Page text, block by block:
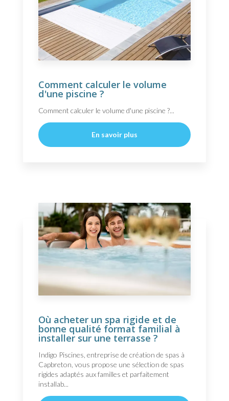
Comment calculer le volume
d'une piscine ?
Comment calculer le volume d'une piscine ?...
En savoir plus
Où acheter un spa rigide et de
bonne qualité format familial à
installer sur une terrasse ?
Indigo Piscines, entreprise de création de spas à
Capbreton, vous propose une sélection de spas
rigides adaptés aux familles et parfaitement
installab...